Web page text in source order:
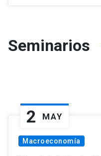
Seminarios
2 MAY
Macroeconomía